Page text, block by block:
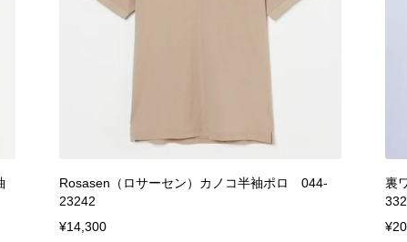
Rosasen（ロサーセン）カノコ半袖ポロ 044-
23242
¥14,300
裏